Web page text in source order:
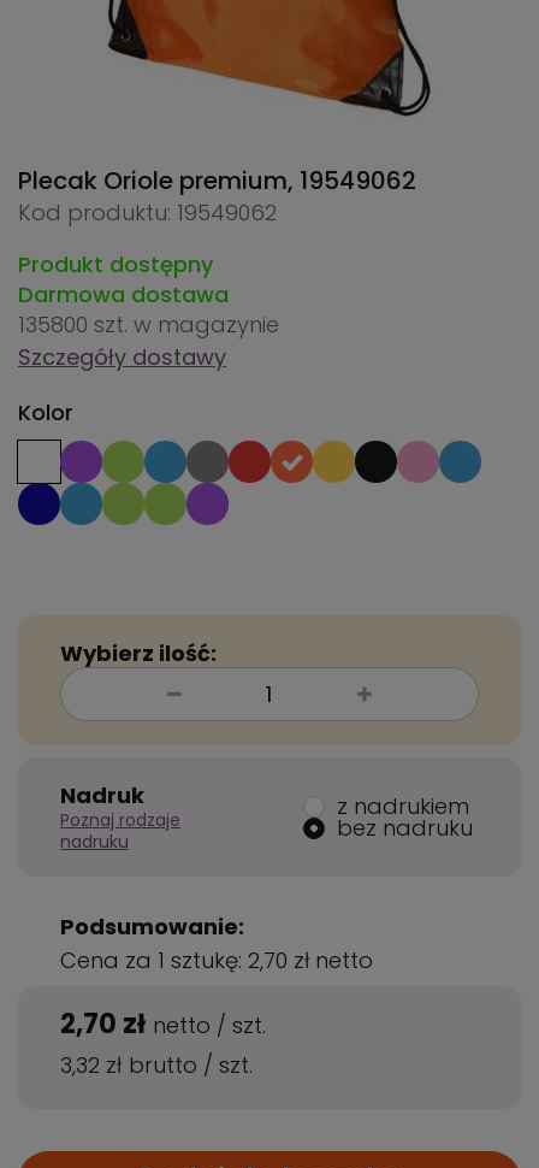
Plecak Oriole premium, 19549062
Kod produktu: 19549062
Produkt dostępny
Darmowa dostawa
135800 szt. w magazynie
Szczegóły dostawy
Kolor
Wybierz ilość:
Nadruk
Poznaj rodzaje
nadruku
z nadrukiem
bez nadruku
Podsumowanie:
Cena za 1 sztukę: 2,70 zł netto
2,70 zł netto / szt.
3,32 zł brutto / szt.